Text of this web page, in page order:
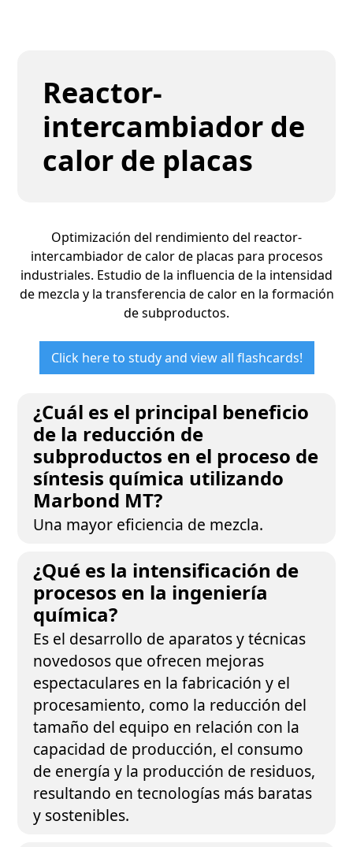
Reactor-
intercambiador de
calor de placas
Optimización del rendimiento del reactor-
intercambiador de calor de placas para procesos
industriales. Estudio de la influencia de la intensidad
de mezcla y la transferencia de calor en la formación
de subproductos.
Click here to study and view all flashcards!
¿Cuál es el principal beneficio
de la reducción de
subproductos en el proceso de
síntesis química utilizando
Marbond MT?
Una mayor eficiencia de mezcla.
¿Qué es la intensificación de
procesos en la ingeniería
química?
Es el desarrollo de aparatos y técnicas
novedosos que ofrecen mejoras
espectaculares en la fabricación y el
procesamiento, como la reducción del
tamaño del equipo en relación con la
capacidad de producción, el consumo
de energía y la producción de residuos,
resultando en tecnologías más baratas
y sostenibles.